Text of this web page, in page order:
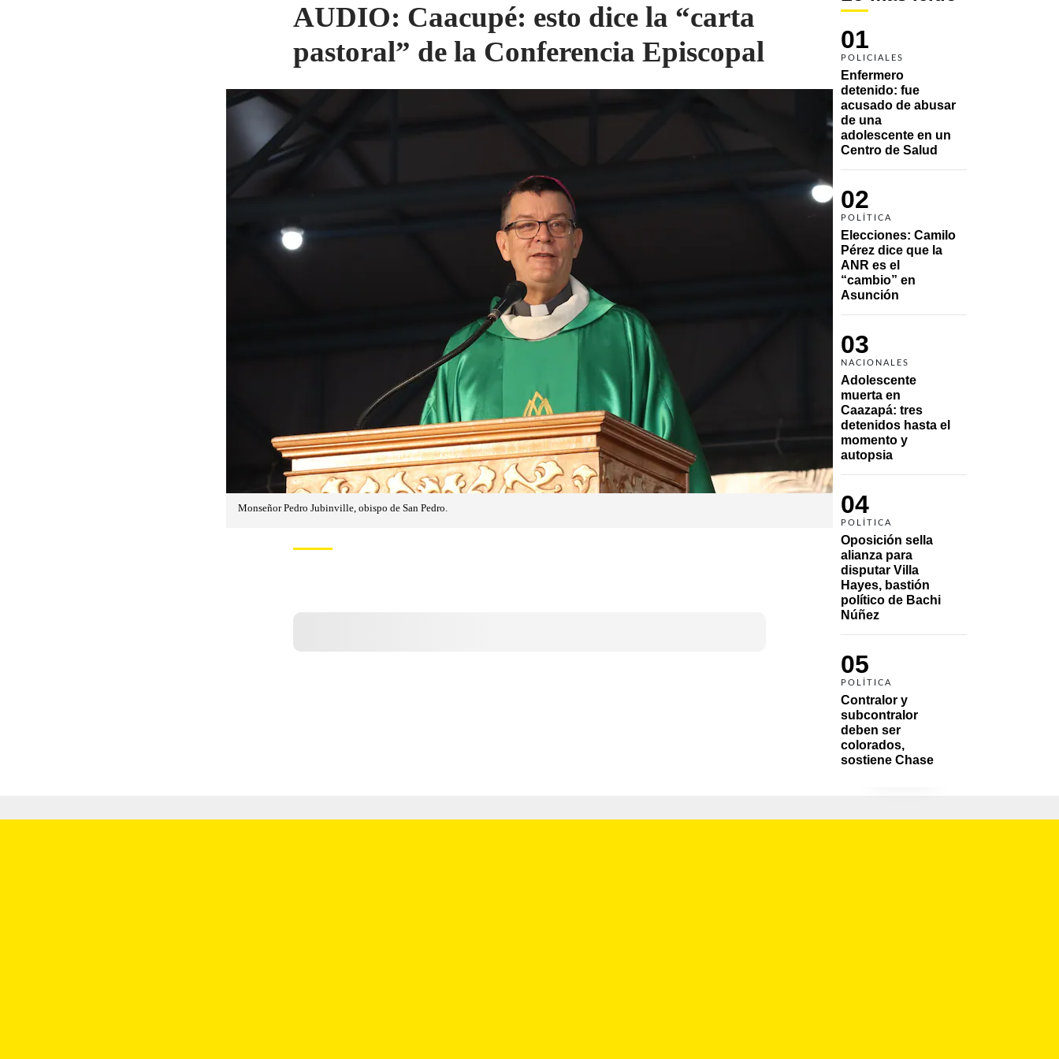
01
POLICIALES
Enfermero
detenido: fue
acusado de abusar
de una
adolescente en un
Centro de Salud
02
POLÍTICA
Elecciones: Camilo
Pérez dice que la
ANR es el
“cambio” en
Asunción
03
NACIONALES
Adolescente
muerta en
Caazapá: tres
detenidos hasta el
momento y
autopsia
04
POLÍTICA
Oposición sella
alianza para
disputar Villa
Hayes, bastión
político de Bachi
Núñez
05
POLÍTICA
Contralor y
subcontralor
deben ser
colorados,
sostiene Chase
AUDIO: Caacupé: esto dice la “carta
pastoral” de la Conferencia Episcopal
Monseñor Pedro Jubinville, obispo de San Pedro.